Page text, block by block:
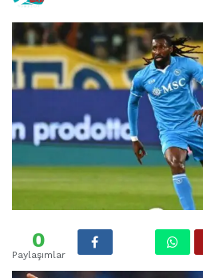
0
Paylaşımlar